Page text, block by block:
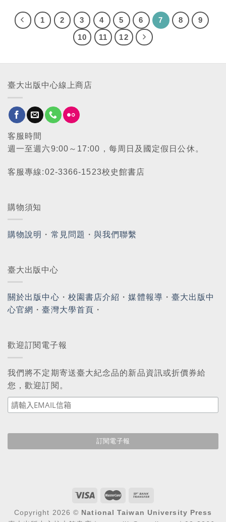
1 2 3 4 5 6 7 8
9
10
11 12
臺大出版中心線上商店
客服時間
週一至週六9:00～17:00，每周日及國定假日公休。
客服專線:02-3366-1523校史館書店
購物須知
購物說明 ・ 常見問題 ・與我們聯繫
臺大出版中心
關於出版中心 ・ 校園書店介紹 ・媒體報導 ・ 臺大出版中
心官網 ・臺灣大學首頁 ・
歡迎訂閱電子報
我們將不定期寄送臺大紀念品的新品資訊或折價券給
您，歡迎訂閱。
Copyright 2026 © National Taiwan University Press